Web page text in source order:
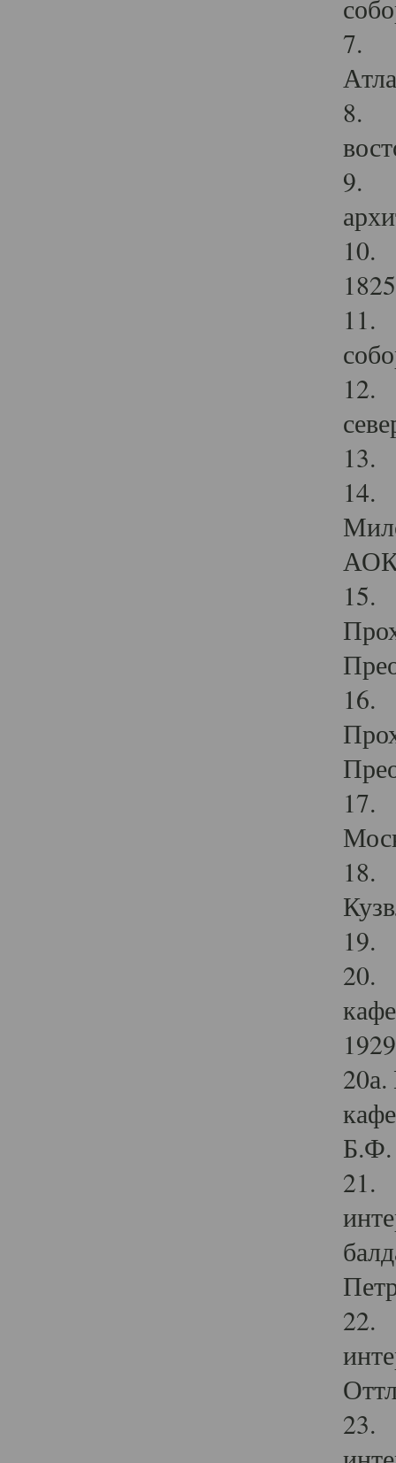
7.
8.
9.
10.
11.
12.
13.
14.
15.
16.
17.
18.
19.
20.
Б.Ф.
21.
22.
23.